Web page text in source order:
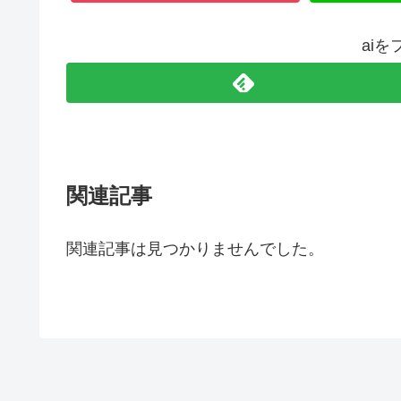
aiを
関連記事
関連記事は見つかりませんでした。